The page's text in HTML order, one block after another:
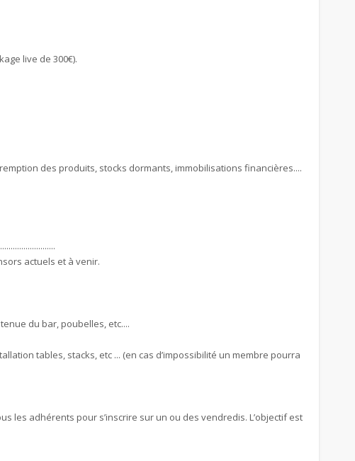
live de 300€).
des produits, stocks dormants, immobilisations financières....
actuels et à venir.
du bar, poubelles, etc....
tables, stacks, etc ... (en cas d’impossibilité un membre pourra
les adhérents pour s’inscrire sur un ou des vendredis. L’objectif est